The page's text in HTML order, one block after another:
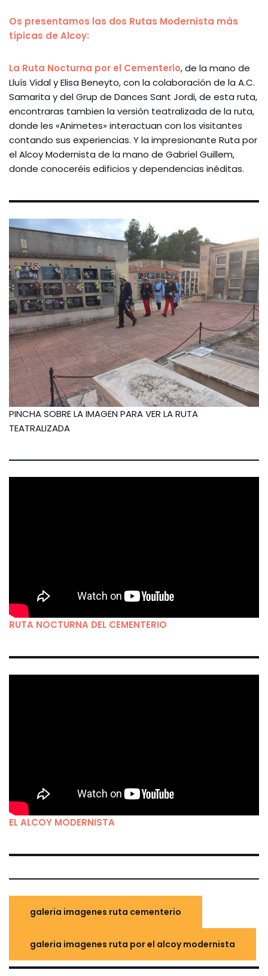
Os presentamos las dos Rutas Modernista más
típicas de Alcoy:
La Ruta Nocturna por el Cementerio, de la mano de
Lluís Vidal y Elisa Beneyto, con la colaboración de la A.C.
Samarita y del Grup de Dances Sant Jordi, de esta ruta,
encontraras tambien la versión teatralizada de la ruta,
donde les «Animetes» interactuan con los visitantes
contando sus experiencias. Y la impresionante Ruta por
el Alcoy Modernista de la mano de Gabriel Guillem,
donde conoceréis edificios y dependencias inéditas.
PINCHA SOBRE LA IMAGEN PARA VER LA RUTA
TEATRALIZADA
RUTA NOCTURNA DEL CEMENTERIO
EL ALCOY MODERNISTA
galeria imagenes ruta cementerio
galeria imagenes ruta por el alcoy modernista